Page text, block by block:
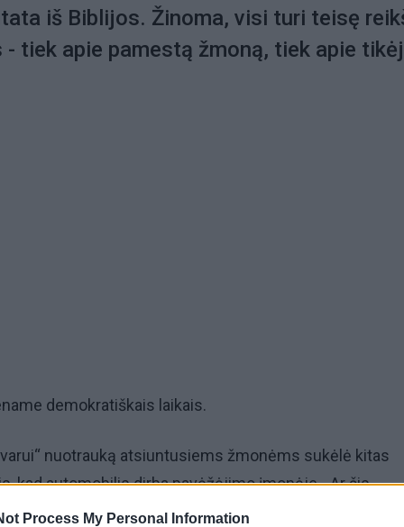
Process My Personal Information
iš Biblijos. Žinoma, visi turi teisę
- tiek apie pamestą žmoną, tiek apie
demokratiškais laikais.
nuotrauką atsiuntusiems žmonėms sukėlė kitas
kad automobilis dirba pavėžėjimo įmonėje. „Ar šis
tikinčiuosius? O gal veža taip, kad ir netikintys pradeda